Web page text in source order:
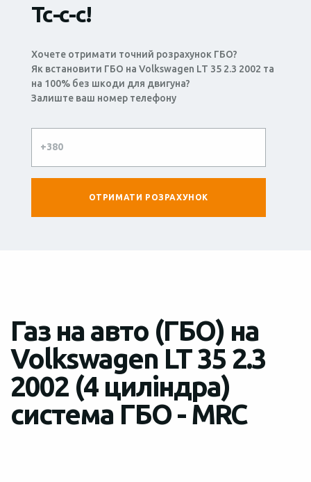
Тс-с-с!
Хочете отримати точний розрахунок ГБО?
Як встановити ГБО на Volkswagen LT 35 2.3 2002 та
на 100% без шкоди для двигуна?
Залиште ваш номер телефону
Газ на авто (ГБО) на
Volkswagen LT 35 2.3
2002 (4 циліндра)
система ГБО - MRC